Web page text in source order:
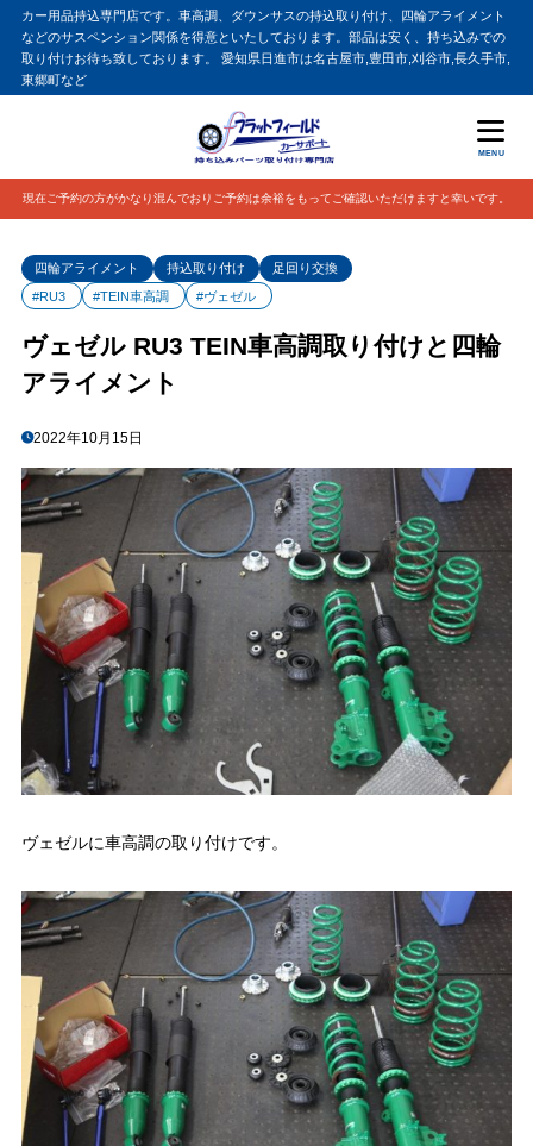
カー用品持込専門店です。車高調、ダウンサスの持込取り付け、四輪アライメント
などのサスペンション関係を得意といたしております。部品は安く、持ち込みでの
取り付けお待ち致しております。 愛知県日進市は名古屋市,豊田市,刈谷市,長久手市,
東郷町など
MENU
現在ご予約の方がかなり混んでおりご予約は余裕をもってご確認いただけますと幸いです。
四輪アライメント 持込取り付け
足回り交換
#RU3
#TEIN車高調 #ヴェゼル
ヴェゼル RU3 TEIN車高調取り付けと四輪
アライメント
2022年10月15日
ヴェゼルに車高調の取り付けです。